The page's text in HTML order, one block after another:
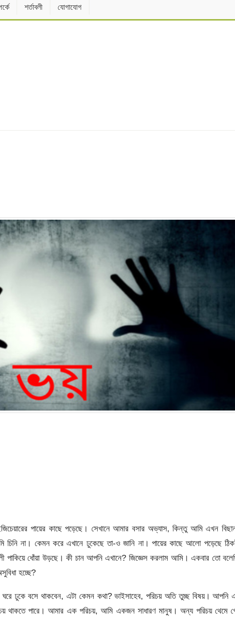
শর্তাবলী যোগাযোগ
পায়ের কাছে পড়েছে। সেখানে আমার বসার অভ্যাস, কিন্তু আমি এখন
না। কেমন করে এখানে ঢুকেছে তা-ও জানি না। পায়ের কাছে আলো পড়েছে
পাকিয়ে ধোঁয়া উড়ছে। কী চান আপনি এখানে? জিজ্ঞেস করলাম আমি। একবার তো
হচ্ছে?
ঢুকে বসে থাকবেন, এটা কেমন কথা? ভাইসাহেব, পরিচয় অতি তুচ্ছ বিষয়। আপনি
থাকতে পারে। আমার এক পরিচয়, আমি একজন সাধারণ মানুষ। অন্য পরিচয় থেমে